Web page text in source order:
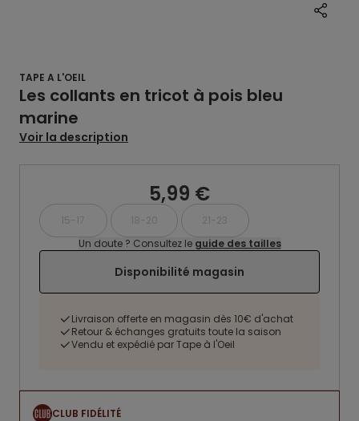
TAPE A L'OEIL
Les collants en tricot à pois bleu
marine
Voir la description
5,99 €
15-17 18-20
21-23
Un doute ? Consultez le guide des tailles
Disponibilité magasin
Livraison offerte en magasin dès 10€ d'achat
Retour & échanges gratuits toute la saison
Vendu et expédié par Tape à l'Oeil
CLUB FIDÉLITÉ